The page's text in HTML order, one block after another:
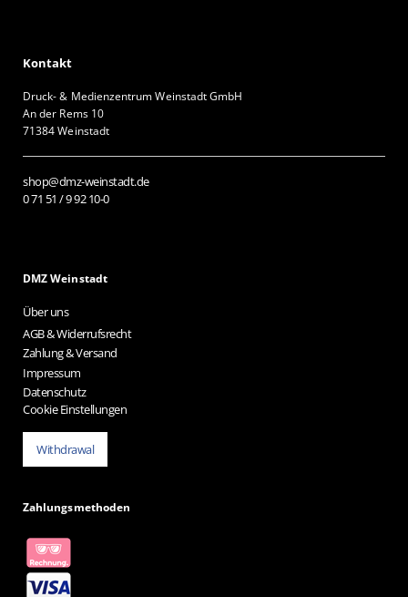
Kontakt
Druck- & Medienzentrum Weinstadt GmbH
An der Rems 10
71384 Weinstadt
shop@dmz-weinstadt.de
0 71 51 / 9 92 10-0
DMZ Weinstadt
Über uns
AGB & Widerrufsrecht
Zahlung & Versand
Impressum
Datenschutz
Cookie Einstellungen
Withdrawal
Zahlungsmethoden